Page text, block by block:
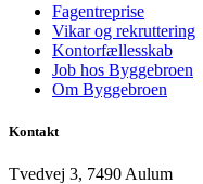
Fagentreprise
Vikar og rekruttering
Kontorfællesskab
Job hos Byggebroen
Om Byggebroen
Kontakt
Tvedvej 3, 7490 Aulum